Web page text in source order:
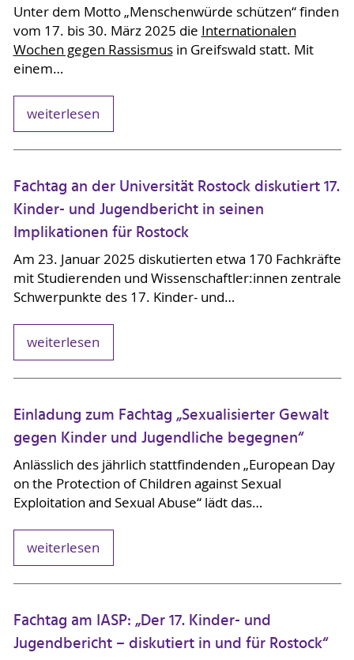
Unter dem Motto „Menschenwürde schützen“ finden
vom 17. bis 30. März 2025 die Internationalen
Wochen gegen Rassismusin Greifswald statt. Mit
einem…
weiterlesen
Fachtag an der Universität Rostock diskutiert 17.
Kinder- und Jugendbericht in seinen
Implikationen für Rostock
Am 23. Januar 2025 diskutierten etwa 170 Fachkräfte
mit Studierenden und Wissenschaftler:innen zentrale
Schwerpunkte des 17. Kinder- und…
weiterlesen
Einladung zum Fachtag „Sexualisierter Gewalt
gegen Kinder und Jugendliche begegnen“
Anlässlich des jährlich stattfindenden „European Day
on the Protection of Children against Sexual
Exploitation and Sexual Abuse“ lädt das…
weiterlesen
Fachtag am IASP: „Der 17. Kinder- und
Jugendbericht – diskutiert in und für Rostock“